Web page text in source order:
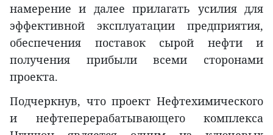
намерение и далее прилагать усилия для
эффективной эксплуатации предприятия,
обеспечения поставок сырой нефти и
получения прибыли всеми сторонами
проекта.
Подчеркнув, что проект Нефтехимического
и нефтеперерабатывающего комплекса